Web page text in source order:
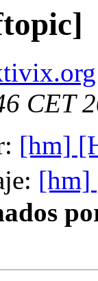
CET
[hm]
[hm]